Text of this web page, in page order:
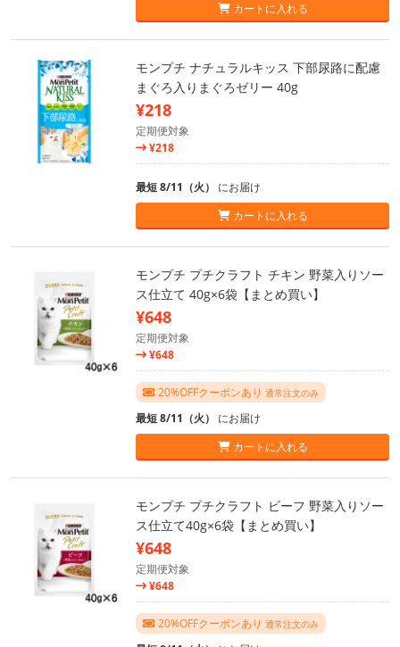
カートに入れる
モンプチ ナチュラルキッス 下部尿路に配慮
まぐろ入りまぐろゼリー 40g
¥218
定期便対象
¥218
最短 8/11（火） にお届け
カートに入れる
モンプチ プチクラフト チキン 野菜入りソー
ス仕立て 40g×6袋【まとめ買い】
¥648
定期便対象
¥648
20%OFFクーポンあり 通常注文のみ
最短 8/11（火） にお届け
カートに入れる
モンプチ プチクラフト ビーフ 野菜入りソー
ス仕立て40g×6袋【まとめ買い】
¥648
定期便対象
¥648
20%OFFクーポンあり 通常注文のみ